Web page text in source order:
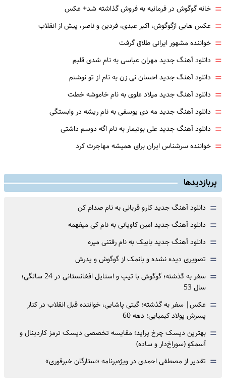
= خانه گوگوش در فرمانیه به فروش گذاشته شد+ عکس
= عکس هایی ازگوگوش، اکبر عبدی، فردین و ناصر، پیش از انقلاب
= خواننده مشهور ایرانی طلاق گرفت
= دانلود آهنگ جدید مهران عباسی به نام شدی قلبم
= دانلود آهنگ جدید احسان نی زن به نام از تو نوشتم
= دانلود آهنگ جدید میلاد علوی به نام خاموشه خطت
= دانلود آهنگ جدید مه دی یوسفی به نام ریشه در وابستگی
= دانلود آهنگ جدید علی بوتیمار به نام اگه دوسم داشتی
= خواننده سرشناس ایران برای همیشه مهاجرت کرد
پربازدیدها
= دانلود آهنگ جدید کارو قربانی به نام صدام کن
= دانلود آهنگ جدید امین کاویانی به نام کی میفهمه
= دانلود آهنگ جدید بابیک به نام رفتنی میره
= تصویری دیده نشده و بانمک از گوگوش و پدرش
=
سفر به گذشته؛ گوگوش با تیپ و استایل افغانستانی در 24 سالگی؛
سال 53
= عکس| سفر به گذشته؛ گیتی پاشایی، خواننده قبل انقلاب در کنار
پسرش پولاد کیمیایی؛ دهه 60
= بهترین دیسک چرخ پراید؛ مقایسه تخصصی دیسک ترمز کاردینال و
آسمکو (سوراخ‌دار و ساده)
= تقدیر از مصطفی احمدی در ویژه‌برنامه «ستارگان خبرفوری»